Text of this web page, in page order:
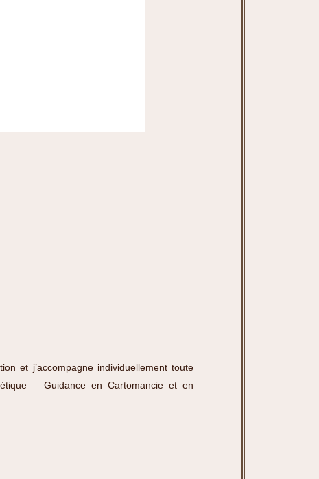
et j’accompagne individuellement toute
– Guidance en Cartomancie et en